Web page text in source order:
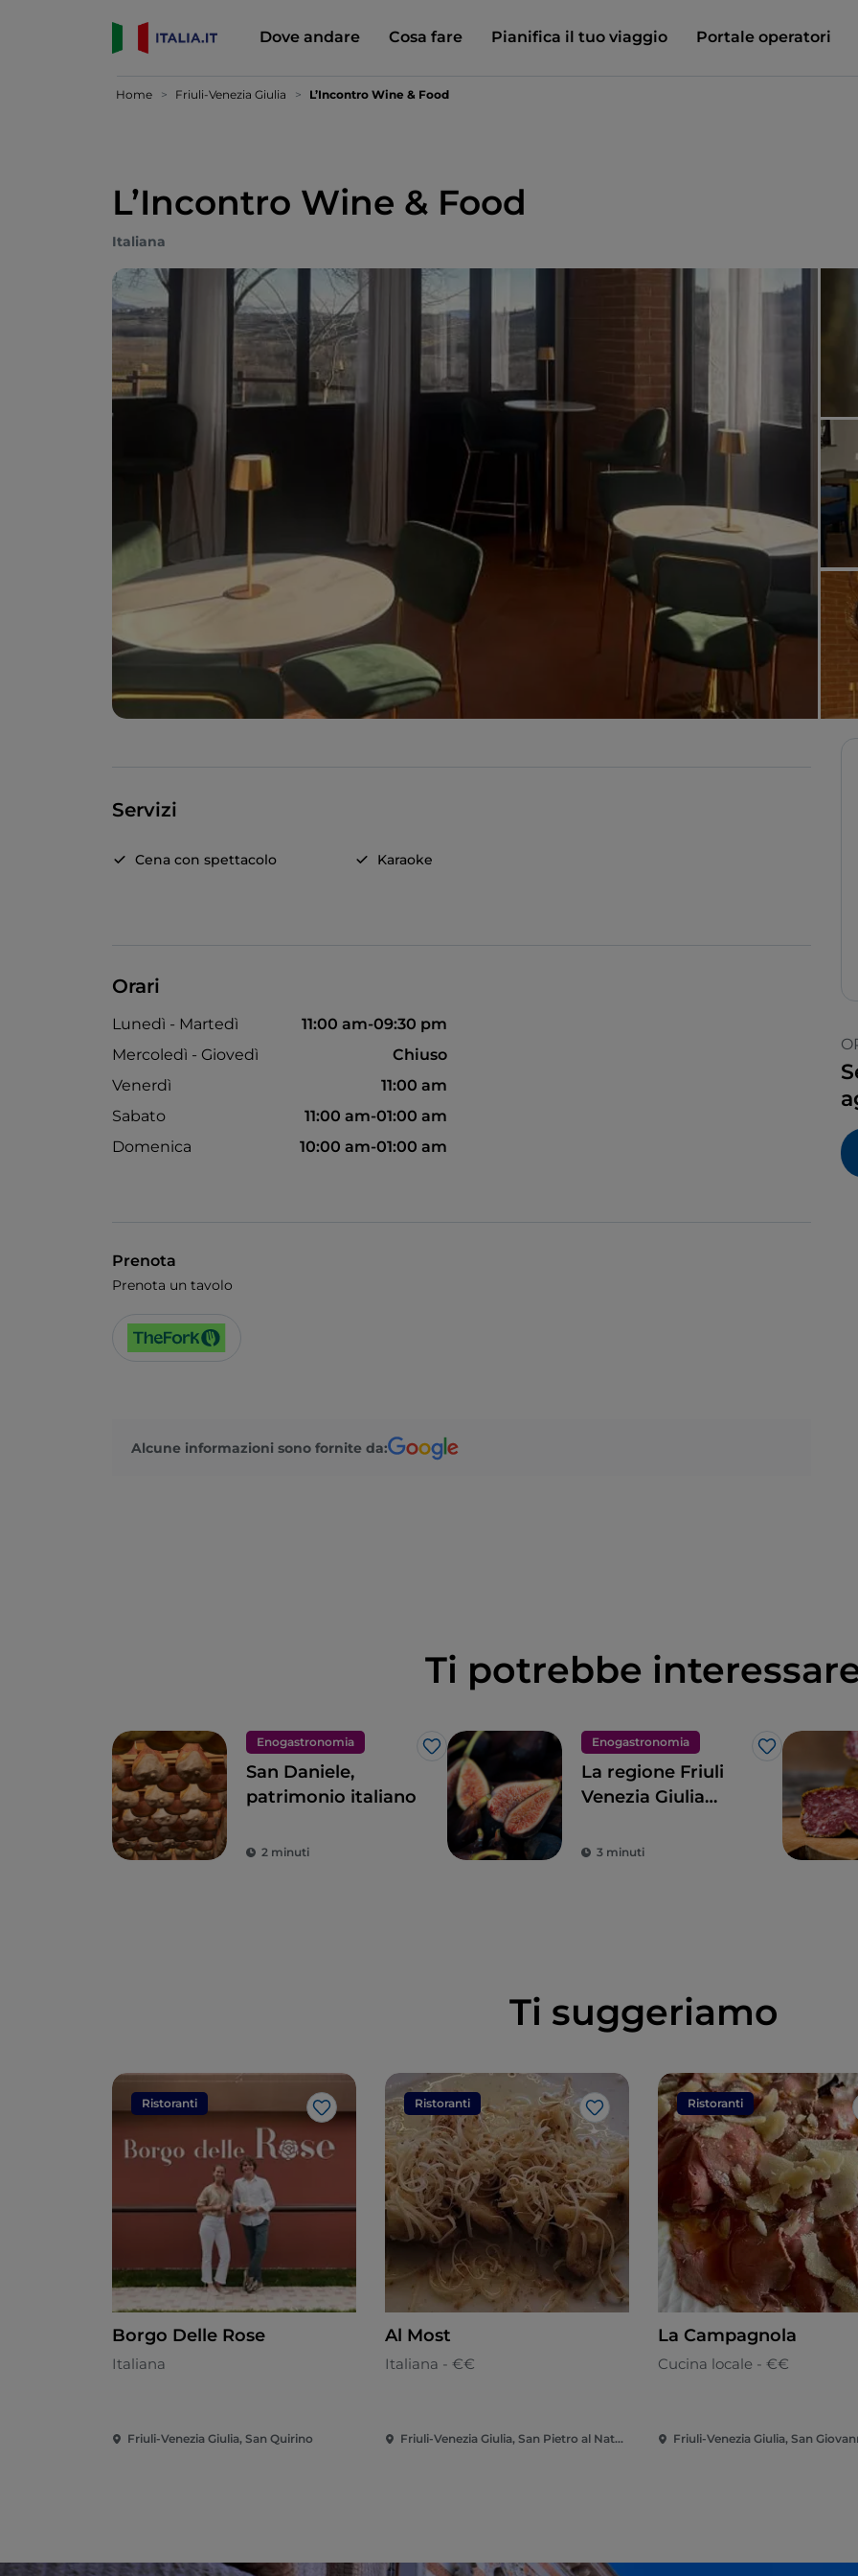
Dove andare Cosa fare Pianifica il tuo viaggio Portale operatori
Home Friuli-Venezia Giulia L’Incontro Wine & Food
L’Incontro Wine & Food
Italiana
Servizi
Cena con spettacolo Karaoke
Orari
Lunedì - Martedì
11:00 am-09:30 pm
Mercoledì - Giovedì
Chiuso
Venerdì
11:00 am
Sabato
11:00 am-01:00 am
Domenica
10:00 am-01:00 am
Prenota
Prenota un tavolo
Alcune informazioni sono fornite da:
Ti potrebbe
Enogastronomia
Like
San Daniele,
patrimonio italiano
2 minuti
Enogastronomia
Like
La regione Friuli
Venezia Giulia
di Renato Bosco
3 minuti
Ti suggeriamo
Ristoranti
Like
Borgo Delle Rose
Italiana
Friuli-Venezia Giulia, San Quirino
Ristoranti
Like
Al Most
Italiana - €€
Friuli-Venezia Giulia, San Pietro al Natisone
Ristoranti
La Campagnola
Cucina locale - €€